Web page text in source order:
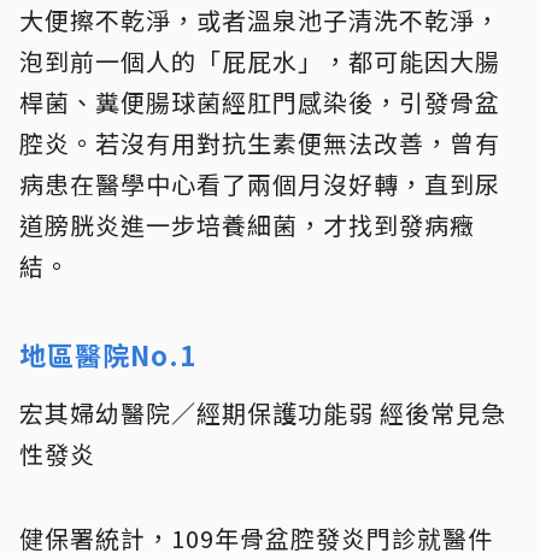
大便擦不乾淨，或者溫泉池子清洗不乾淨，
泡到前一個人的「屁屁水」，都可能因大腸
桿菌、糞便腸球菌經肛門感染後，引發骨盆
腔炎 。若沒有用對抗生素便無法改善，曾有
病患在醫學中心看了兩個月沒好轉，直到尿
道膀胱炎進一步培養細菌，才找到發病癥
結。
地區醫院No.1
宏其婦幼醫院／經期保護功能弱 經後常見急
性發炎
健保署統計，109年骨盆腔發炎門診就醫件